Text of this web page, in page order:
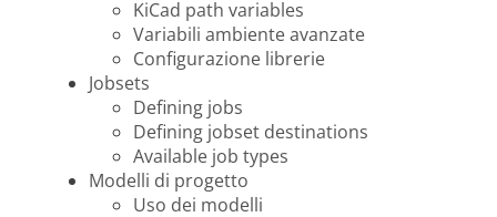
KiCad path variables
Variabili ambiente avanzate
Configurazione librerie
Jobsets
Defining jobs
Defining jobset destinations
Available job types
Modelli di progetto
Uso dei modelli